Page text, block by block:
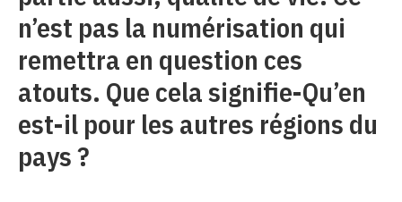
n’est pas la numérisation qui
remettra en question ces
atouts. Que cela signifie-Qu’en
est-il pour les autres régions du
pays ?